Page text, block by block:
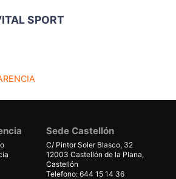
SPORT
Sede Castellón
C/ Pintor Soler Blasco, 32
12003 Castellón de la Plana,
Castellón
Telefono: 644 15 14 36